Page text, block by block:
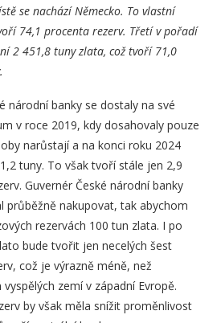
se nachází Německo. To vlastní
74,1 procenta rezerv. Třetí v pořadí
2 451,8 tuny zlata, což tvoří 71,0
národní banky se dostaly na své
v roce 2019, kdy dosahovaly pouze
narůstají a na konci roku 2024
tuny. To však tvoří stále jen 2,9
Guvernér České národní banky
průběžně nakupovat, tak abychom
rezervách 100 tun zlata. I po
bude tvořit jen necelých šest
což je výrazně méně, než
zemí v západní Evropě.
by však měla snížit proměnlivost